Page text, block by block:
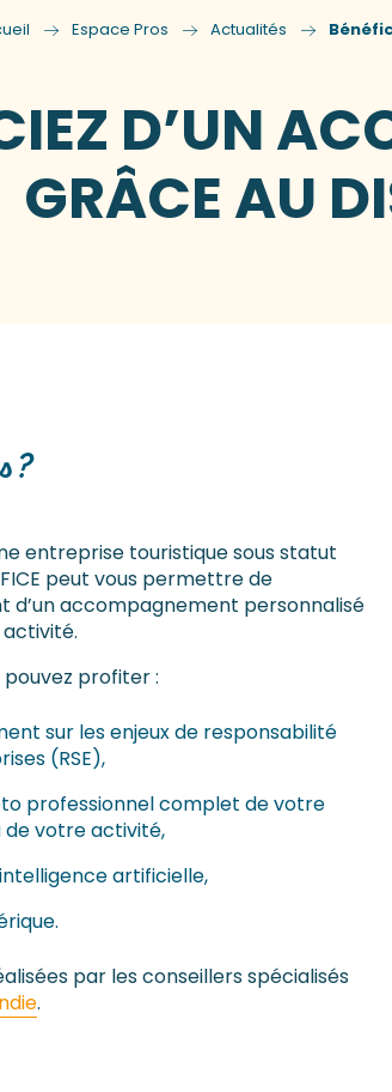
Espace Pros Actualités
D’UN
GRÂCE AU
?
entreprise touristique sous statut
peut vous permettre de
d’un accompagnement personnalisé
pouvez profiter :
sur les enjeux de responsabilité
(RSE),
professionnel complet de votre
votre activité,
artificielle,
par les conseillers spécialisés
.